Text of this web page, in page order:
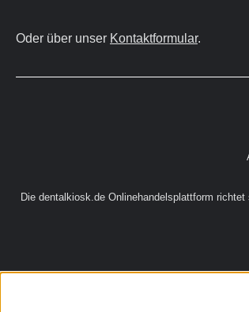
Oder über unser Kontaktformular.
Die dentalkiosk.de Onlinehandelsplattform